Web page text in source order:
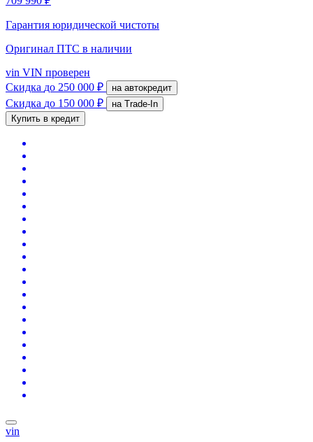
Гарантия юридической чистоты
Оригинал ПТС в наличии
vin VIN проверен
Скидка до 250 000 ₽ на автокредит
Скидка до 150 000 ₽
на Trade-In
Купить в кредит
vin